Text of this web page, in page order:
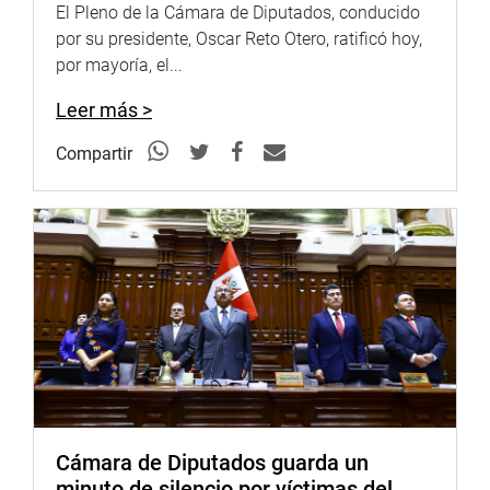
garantizar la continuidad del financiamiento de los
proyectos de mejoramiento de pistas y veredas en el
Por su parte, la legisladora Francis Paredes Castro (PP)
propuso la inclusión de disposiciones complementarias
solicitando la aprobación de nuevos montos en la escala
del incentivo único CAFAE para los trabajadores
administrativos del sector educación de Ucayali, Atalaya
y Padre Abad, especialmente para aquellos que laboran
en zonas alejadas donde el costo de vida es más alto que
en la ciudad.
La parlamentaria María Acuña Peralta (APP) solicitó la
autorización para concertar operaciones de
endeudamiento público dirigidas a mejorar las
inversiones en los establecimientos penitenciarios.
El Pleno de la Cámara de Diputados, conducido
por su presidente, Oscar Reto Otero, ratificó hoy,
por mayoría, el...
Leer más >
Compartir
Cámara de Diputados guarda un